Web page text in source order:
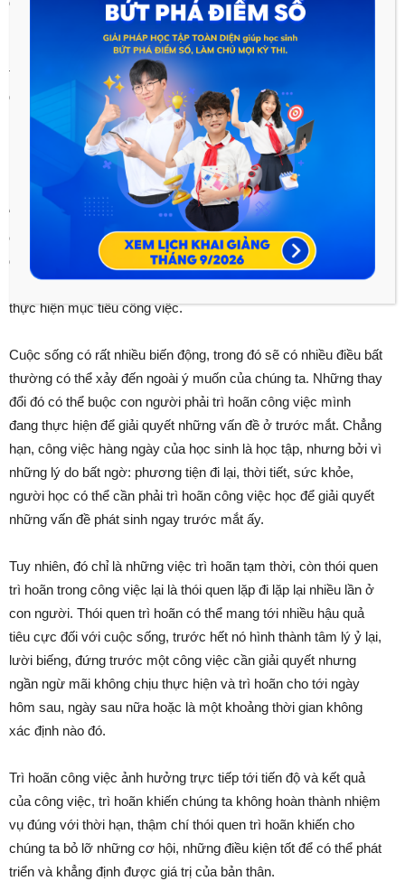
hoạch và thực hiện thật tốt những công việc. Thời gian để mỗi
người hiện thực hóa mục tiêu lại không giống nhau, có người
thực hiện một cách nhanh chóng trong khoảng thời gian xác
định, cũng có người cần phải mất một khoảng thời gian rất dài
mới có thể thực hiện được mục tiêu đó. Sự khác nhau này
không chỉ do cách thức thực hiện, định hướng của mỗi người
mà còn bị chi phối bởi thói quen “trì hoãn công việc”.
“Công việc” chính là những mục tiêu, dự định trước mắt mà
chúng ta cần phải thực hiện. “Trì hoãn” là kéo dài, là làm gián
đoạn tiến độ công việc. Thói quen trì hoãn công việc đang là
một trong những thói quen không tốt của con người trong việc
thực hiện mục tiêu công việc.
Cuộc sống có rất nhiều biến động, trong đó sẽ có nhiều điều bất
thường có thể xảy đến ngoài ý muốn của chúng ta. Những thay
đổi đó có thể buộc con người phải trì hoãn công việc mình
đang thực hiện để giải quyết những vấn đề ở trước mắt. Chẳng
hạn, công việc hàng ngày của học sinh là học tập, nhưng bởi vì
những lý do bất ngờ: phương tiện đi lại, thời tiết, sức khỏe,
người học có thể cần phải trì hoãn công việc học để giải quyết
những vấn đề phát sinh ngay trước mắt ấy.
Tuy nhiên, đó chỉ là những việc trì hoãn tạm thời, còn thói quen
trì hoãn trong công việc lại là thói quen lặp đi lặp lại nhiều lần ở
con người. Thói quen trì hoãn có thể mang tới nhiều hậu quả
tiêu cực đối với cuộc sống, trước hết nó hình thành tâm lý ỷ lại,
lười biếng, đứng trước một công việc cần giải quyết nhưng
ngần ngừ mãi không chịu thực hiện và trì hoãn cho tới ngày
hôm sau, ngày sau nữa hoặc là một khoảng thời gian không
xác định nào đó.
Trì hoãn công việc ảnh hưởng trực tiếp tới tiến độ và kết quả
của công việc, trì hoãn khiến chúng ta không hoàn thành nhiệm
vụ đúng với thời hạn, thậm chí thói quen trì hoãn khiến cho
chúng ta bỏ lỡ những cơ hội, những điều kiện tốt để có thể phát
triển và khẳng định được giá trị của bản thân.